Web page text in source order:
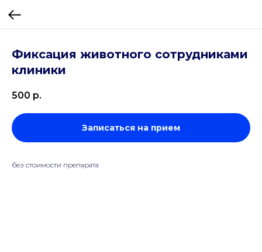
Фиксация животного сотрудниками
клиники
500 р.
Записаться на прием
без стоимости препарата